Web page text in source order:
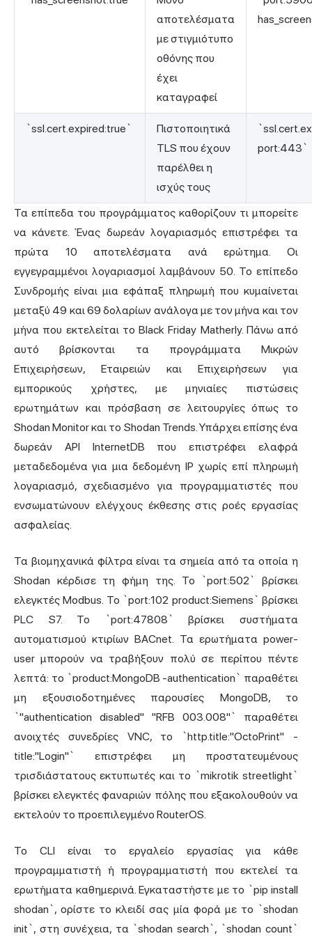
αποτελέσματα
με στιγμιότυπο
οθόνης που
έχει
καταγραφεί
`ssl.cert.expired:true`
Πιστοποιητικά
TLS που έχουν
παρέλθει η
ισχύς τους
port:443`
Τα επίπεδα του προγράμματος καθορίζουν τι μπορείτε
να κάνετε. Ένας δωρεάν λογαριασμός επιστρέφει τα
πρώτα 10 αποτελέσματα ανά ερώτημα. Οι
εγγεγραμμένοι λογαριασμοί λαμβάνουν 50. Το επίπεδο
Συνδρομής είναι μια εφάπαξ πληρωμή που κυμαίνεται
μεταξύ 49 και 69 δολαρίων ανάλογα με τον μήνα και τον
μήνα που εκτελείται το Black Friday Matherly. Πάνω από
αυτό βρίσκονται τα προγράμματα Μικρών
Επιχειρήσεων, Εταιρειών και Επιχειρήσεων για
εμπορικούς χρήστες, με μηνιαίες πιστώσεις
ερωτημάτων και πρόσβαση σε λειτουργίες όπως το
Shodan Monitor και το Shodan Trends. Υπάρχει επίσης ένα
δωρεάν API InternetDB που επιστρέφει ελαφρά
μεταδεδομένα για μια δεδομένη IP χωρίς επί πληρωμή
λογαριασμό, σχεδιασμένο για προγραμματιστές που
ενσωματώνουν ελέγχους έκθεσης στις ροές εργασίας
ασφαλείας.
Τα βιομηχανικά φίλτρα είναι τα σημεία από τα οποία η
Shodan κέρδισε τη φήμη της. Το `port:502` βρίσκει
ελεγκτές Modbus. Το `port:102 product:Siemens` βρίσκει
PLC S7. Το `port:47808` βρίσκει συστήματα
αυτοματισμού κτιρίων BACnet. Τα ερωτήματα power-
user μπορούν να τραβήξουν πολύ σε περίπου πέντε
λεπτά: το `product:MongoDB -authentication` παραθέτει
μη εξουσιοδοτημένες παρουσίες MongoDB, το
`"authentication disabled" "RFB 003.008"` παραθέτει
ανοιχτές συνεδρίες VNC, το `http.title:"OctoPrint" -
title:"Login"` επιστρέφει μη προστατευμένους
τρισδιάστατους εκτυπωτές και το `mikrotik streetlight`
βρίσκει ελεγκτές φαναριών πόλης που εξακολουθούν να
εκτελούν το προεπιλεγμένο RouterOS.
Το CLI είναι το εργαλείο εργασίας για κάθε
προγραμματιστή ή προγραμματιστή που εκτελεί τα
ερωτήματα καθημερινά. Εγκαταστήστε με το `pip install
shodan`, ορίστε το κλειδί σας μία φορά με το `shodan
init`, στη συνέχεια, τα `shodan search`, `shodan count`